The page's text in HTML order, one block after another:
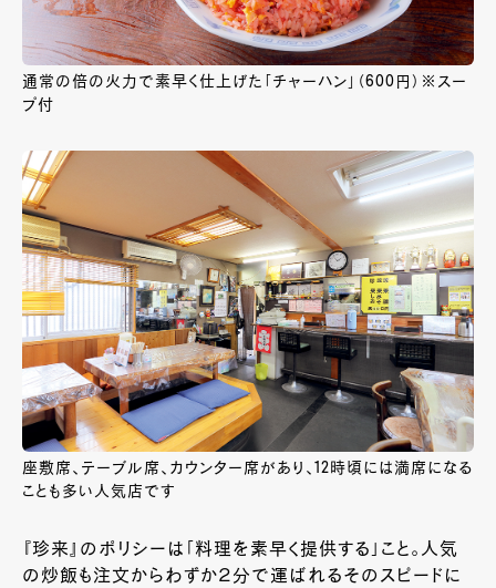
通常の倍の火力で素早く仕上げた「チャーハン」（600円）※スー
プ付
座敷席、テーブル席、カウンター席があり、12時頃には満席になる
ことも多い人気店です
『珍来』のポリシーは「料理を素早く提供する」こと。人気
の炒飯も注文からわずか２分で運ばれるそのスピードに